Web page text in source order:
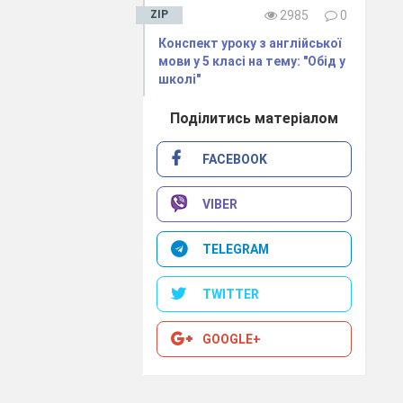
ZIP 2985
0
Конспект уроку з англійської
мови у 5 класі на тему: "Обід у
школі"
Поділитись матеріалом
FACEBOOK
VIBER
TELEGRAM
TWITTER
GOOGLE+